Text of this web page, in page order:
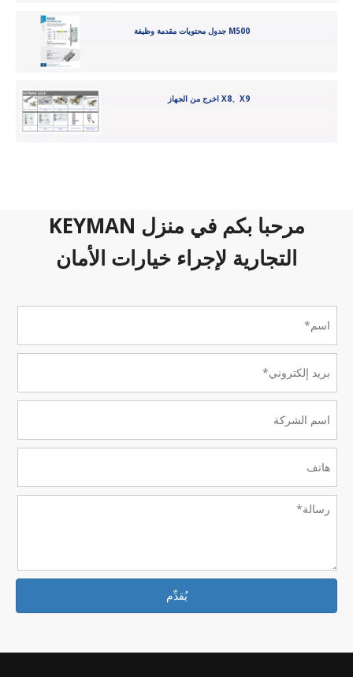
جدول محتويات مقدمة وظيفة M500
اخرج من الجهاز X8、X9
مرحبا بكم في منزل KEYMAN
التجارية لإجراء خيارات الأمان
يُقدِّم